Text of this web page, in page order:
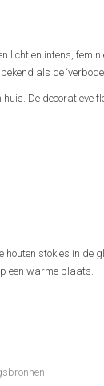
licht en intens,
als de
De decoratieve
houten stokjes in
een warme plaats.